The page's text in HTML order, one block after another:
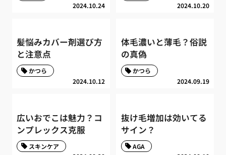
2024.10.24 2024.10.20
髪悩みカバー剤選び方
と注意点
2024.10.12
かつら
体毛濃いと薄毛？俗説
の真偽
2024.09.19
かつら
広いおでこは魅力？コ
ンプレックス克服
スキンケア
抜け毛増加は効いてる
サイン？
AGA